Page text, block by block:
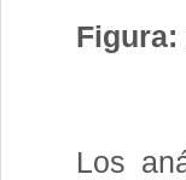
Figura:
Los